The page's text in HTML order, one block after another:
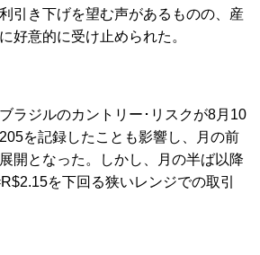
引き下げを望む声があるものの、産
好意的に受け止められた。
ラジルのカントリー･リスクが8月10
を記録したことも影響し、月の前
開となった。しかし、月の半ば以降
を下回る狭いレンジでの取引